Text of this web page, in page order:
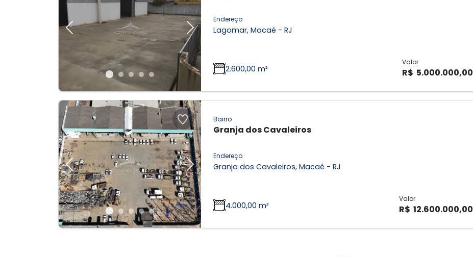
Previous Next
Endereço
Lagomar, Macaé - RJ
2.600,00 m²
Valor
R$ 5.000.000,00
Previous Next
Bairro
Granja dos Cavaleiros
Endereço
Granja dos Cavaleiros, Macaé - RJ
4.000,00 m²
Valor
R$ 12.600.000,00